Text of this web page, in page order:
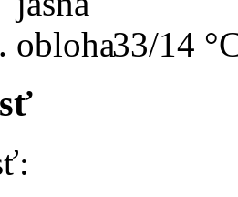
33/14